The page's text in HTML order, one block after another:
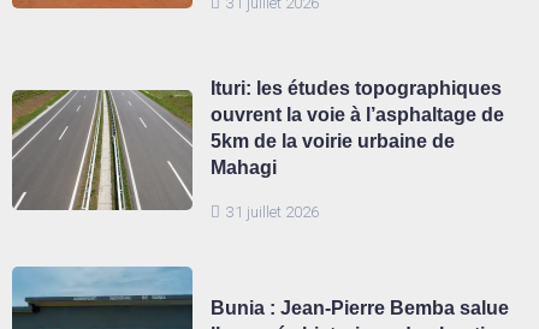
31 juillet 2026
Ituri: les études topographiques
ouvrent la voie à l’asphaltage de
5km de la voirie urbaine de
Mahagi
Bunia : Jean-Pierre Bemba salue